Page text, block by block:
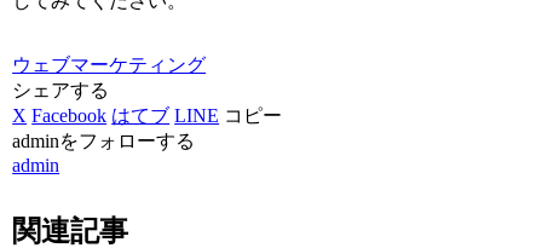
ウェブマーケティング
シェアする
X Facebook はてブ LINE コピー
adminをフォローする
admin
関連記事